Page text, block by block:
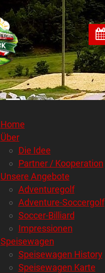
Home
Über
Die Idee
Partner / Kooperation
Unsere Angebote
Adventuregolf
Adventure-Soccergolf
Soccer-Billiard
Impressionen
Speisewagen
Speisewagen History
Speisewagen Karte